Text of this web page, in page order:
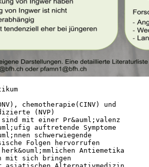
chemotherapie(CINV) und
(NVP)
sind mit einer Pr&auml;valenz
auftretende Symptome
schwerwiegende
Folgen hervorrufen
Antiemetika
mit sich bringen